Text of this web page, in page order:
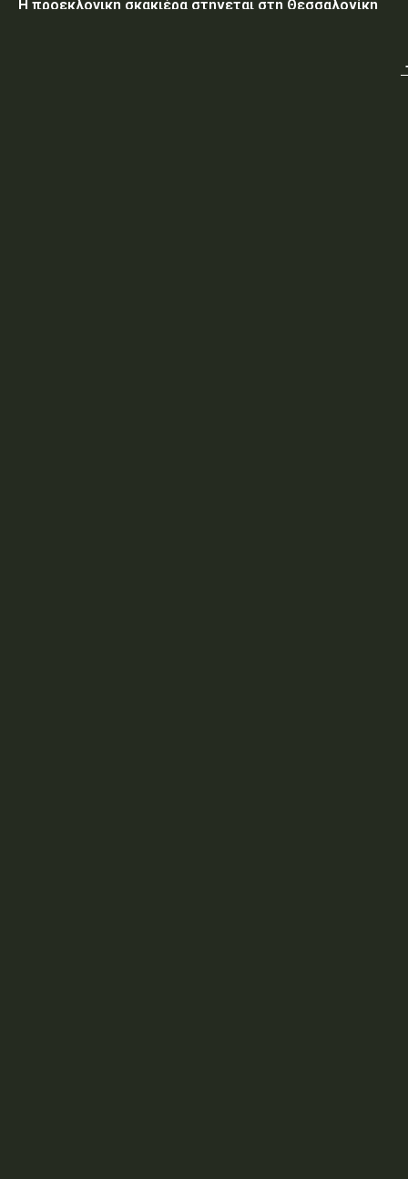
Η προεκλογική σκακιέρα στήνεται στη Θεσσαλονίκη
Υεμένη: Στους 58 οι νεκροί, δεκάδες οι τραυματίες από